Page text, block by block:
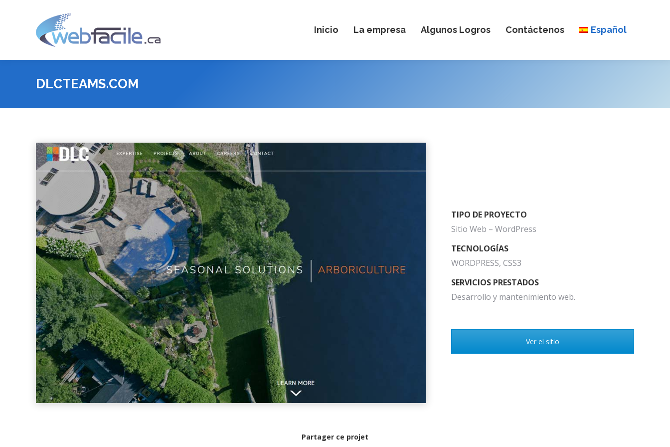
Inicio La empresa Algunos Logros Contáctenos Español
DLCTEAMS.COM
TIPO DE PROYECTO
Sitio Web – WordPress
TECNOLOGÍAS
WORDPRESS, CSS3
SERVICIOS PRESTADOS
Desarrollo y mantenimiento web.
Ver el sitio
Partager ce projet